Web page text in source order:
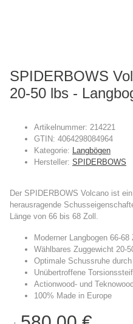
SPIDERBOWS
20-50 lbs -
Artikelnummer: 214221
GTIN: 4064298084964
Kategorie: Langbögen
Hersteller: SPIDERBOWS
Der SPIDERBOWS Volcano ist
herausragende
Länge von 66 bis 68 Zoll.
Moderner Langbogen 66-68
Wählbares Zuggewicht 20-
Optimale Schussruhe
Unübertroffene
Actionwood- und Teknowood
100% Made in Europe